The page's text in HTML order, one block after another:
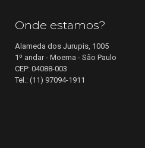
Onde estamos?
Alameda dos Jurupis, 1005
1º andar - Moema - São Paulo
CEP: 04088-003
Tel.: (11) 97094-1911